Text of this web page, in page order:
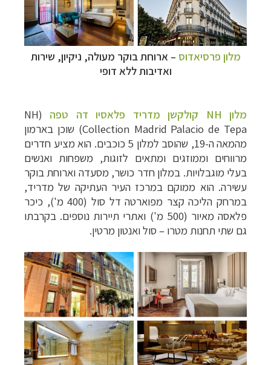
מלון פרסיאדוס – ארוחת בוקר מעולה, ניקיון, שירות
ואדיבות ללא דופי
מלון NH קולקשן מדריד פלאסיו דה טפה (
NH
Collection Madrid Palacio de Tepa) שוכן בארמון
מהמאה ה-19, שהוסב למלון 5 כוכבים. הוא מציע חדרים
מרווחים וממוזגים ומתאים לזוגות, משפחות ואנשים
בעלי מוגבלויות. במלון חדר כושר, מסעדה וארוחת בוקר
עשירה. הוא ממוקם במרכז העיר העתיקה של מדריד,
במרחק הליכה קצר מפוארטה דל סול (400 מ'), כיכר
פלאסה מאיור (500 מ') ואתרי תיירות נוספים. בקרבתו
גם שתי תחנות מטרו – סול ואנטון מרטין.